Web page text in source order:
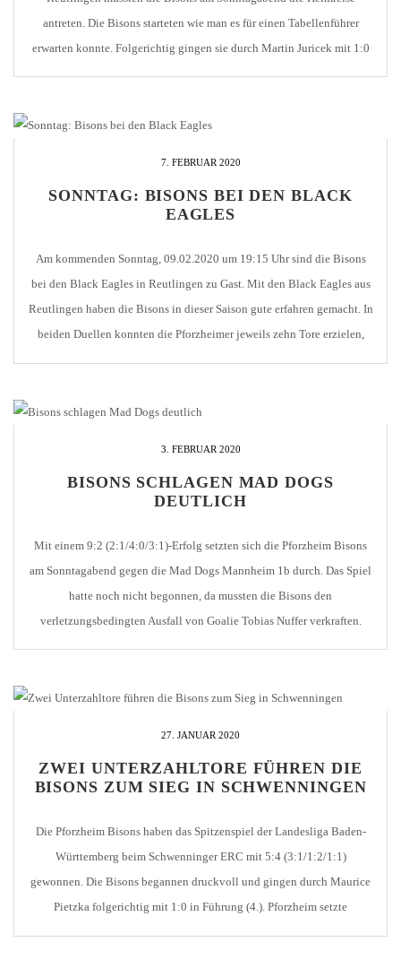
antreten. Die Bisons starteten wie man es für einen Tabellenführer
erwarten konnte. Folgerichtig gingen sie durch Martin Juricek mit 1:0
7. FEBRUAR 2020
SONNTAG: BISONS BEI DEN BLACK
EAGLES
Am kommenden Sonntag, 09.02.2020 um 19:15 Uhr sind die Bisons
bei den Black Eagles in Reutlingen zu Gast. Mit den Black Eagles aus
Reutlingen haben die Bisons in dieser Saison gute erfahren gemacht. In
beiden Duellen konnten die Pforzheimer jeweils zehn Tore erzielen,
3. FEBRUAR 2020
BISONS SCHLAGEN MAD DOGS
DEUTLICH
Mit einem 9:2 (2:1/4:0/3:1)-Erfolg setzten sich die Pforzheim Bisons
am Sonntagabend gegen die Mad Dogs Mannheim 1b durch. Das Spiel
hatte noch nicht begonnen, da mussten die Bisons den
verletzungsbedingten Ausfall von Goalie Tobias Nuffer verkraften.
27. JANUAR 2020
ZWEI UNTERZAHLTORE FÜHREN DIE
BISONS ZUM SIEG IN SCHWENNINGEN
Die Pforzheim Bisons haben das Spitzenspiel der Landesliga Baden-
Württemberg beim Schwenninger ERC mit 5:4 (3:1/1:2/1:1)
gewonnen. Die Bisons begannen druckvoll und gingen durch Maurice
Pietzka folgerichtig mit 1:0 in Führung (4.). Pforzheim setzte